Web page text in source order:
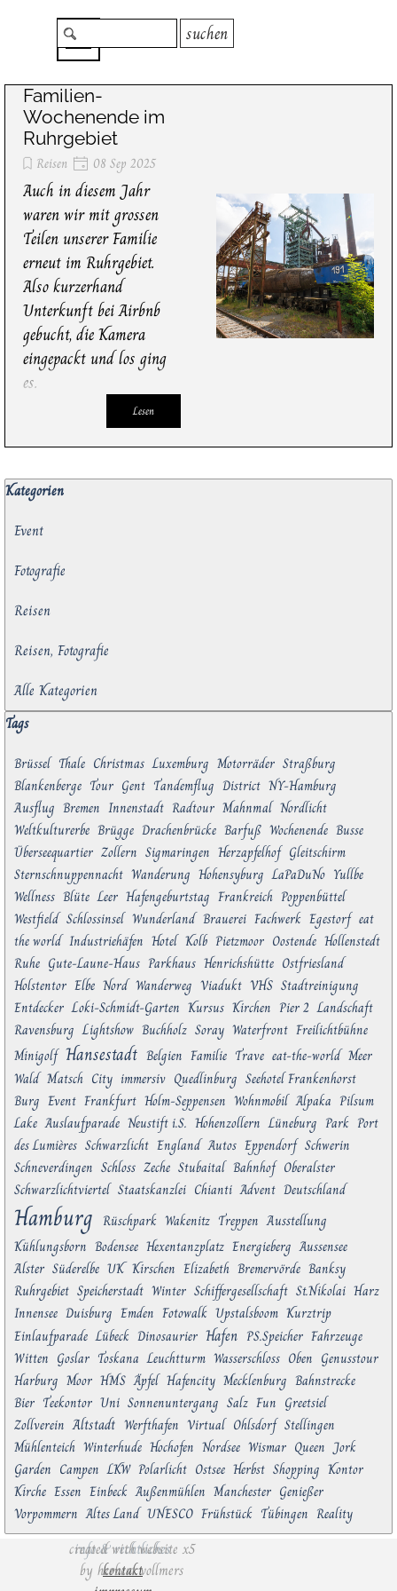
suchen
Familien-
Wochenende im
Ruhrgebiet
Reisen 08 Sep 2025
Auch in diesem Jahr
waren wir mit grossen
Teilen unserer Familie
erneut im Ruhrgebiet.
Also kurzerhand
Unterkunft bei Airbnb
gebucht, die Kamera
eingepackt und los ging
es.
Lesen
Block überspringen Kategorien
Kategorien
Event
Fotografie
Reisen
Reisen, Fotografie
Alle Kategorien
Block überspringen Tags
Tags
Brüssel Thale Christmas Luxemburg Motorräder Straßburg
Blankenberge Tour Gent Tandemflug District NY-Hamburg
Ausflug Bremen Innenstadt Radtour Mahnmal Nordlicht
Weltkulturerbe Brügge Drachenbrücke Barfuß Wochenende Busse
Überseequartier Zollern Sigmaringen Herzapfelhof Gleitschirm
Sternschnuppennacht Wanderung Hohensyburg LaPaDuNo Yullbe
Wellness Blüte Leer Hafengeburtstag Frankreich Poppenbüttel
Westfield Schlossinsel Wunderland Brauerei Fachwerk Egestorf eat
the world Industriehäfen Hotel Kolb Pietzmoor Oostende Hollenstedt
Ruhe Gute-Laune-Haus Parkhaus Henrichshütte Ostfriesland
Holstentor Elbe Nord Wanderweg Viadukt VHS Stadtreinigung
Entdecker Loki-Schmidt-Garten Kursus Kirchen Pier 2 Landschaft
Ravensburg Lightshow Buchholz Soray Waterfront Freilichtbühne
Minigolf Hansestadt Belgien Familie Trave eat-the-world Meer
Wald Matsch City immersiv Quedlinburg Seehotel Frankenhorst
Burg Event Frankfurt Holm-Seppensen Wohnmobil Alpaka Pilsum
Lake Auslaufparade Neustift i.S. Hohenzollern Lüneburg Park Port
des Lumières Schwarzlicht England Autos Eppendorf Schwerin
Schneverdingen Schloss Zeche Stubaital Bahnhof Oberalster
Schwarzlichtviertel Staatskanzlei Chianti Advent Deutschland
Hamburg Rüschpark Wakenitz Treppen Ausstellung
Kühlungsborn Bodensee Hexentanzplatz Energieberg Aussensee
Alster Süderelbe UK Kirschen Elizabeth Bremervörde Banksy
Ruhrgebiet Speicherstadt Winter Schiffergesellschaft St.Nikolai Harz
Innensee Duisburg Emden Fotowalk Upstalsboom Kurztrip
Einlaufparade Lübeck Dinosaurier Hafen PS.Speicher Fahrzeuge
Witten Goslar Toskana Leuchtturm Wasserschloss Oben Genusstour
Harburg Moor HMS Äpfel Hafencity Mecklenburg Bahnstrecke
Bier Teekontor Uni Sonnenuntergang Salz Fun Greetsiel
Zollverein Altstadt Werfthafen Virtual Ohlsdorf Stellingen
Mühlenteich Winterhude Hochofen Nordsee Wismar Queen Jork
Garden Campen LKW Polarlicht Ostsee Herbst Shopping Kontor
Kirche Essen Einbeck Außenmühlen Manchester Genießer
Vorpommern Altes Land UNESCO Frühstück Tübingen Reality
created with website x5
by herbert vollmers
info & rechtliches
kontakt